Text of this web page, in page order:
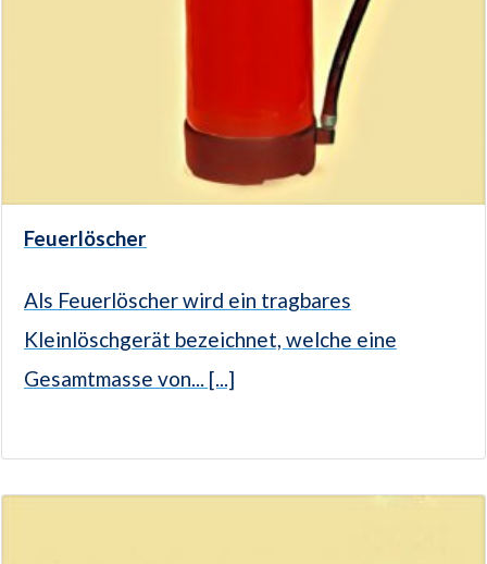
Feuerlöscher
Als Feuerlöscher wird ein tragbares
Kleinlöschgerät bezeichnet, welche eine
Gesamtmasse von... [...]